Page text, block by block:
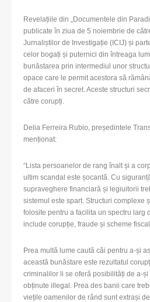
Revelațiile din „Documentele din
publicate în ziua de 5 noiembrie de
Jurnaliștilor de Investigație (ICIJ) și
celor bogați și puternici din întreaga
bunăstarea prin intermediul unor
opace care le permit acestora să
de afaceri în secret. Aceste structuri
către corupți.
Delia Ferreira Rubio, președintele
menționat:
“Lista persoanelor de rang înalt și a
ultim scandal este șocantă. Cu
supraveghere financiară și legiuitorii
sistemul este spart. Structuri complexe
folosite pentru a facilita un spectru larg
include corupție, fraude și scheme
Prea multă lume caută căi pentru a-și
această bunăstare este rezultatul
criminalilor li se oferă posibilități de a-
obținute illegal. Prea des banii care
viețile oamenilor de rând sunt extrași